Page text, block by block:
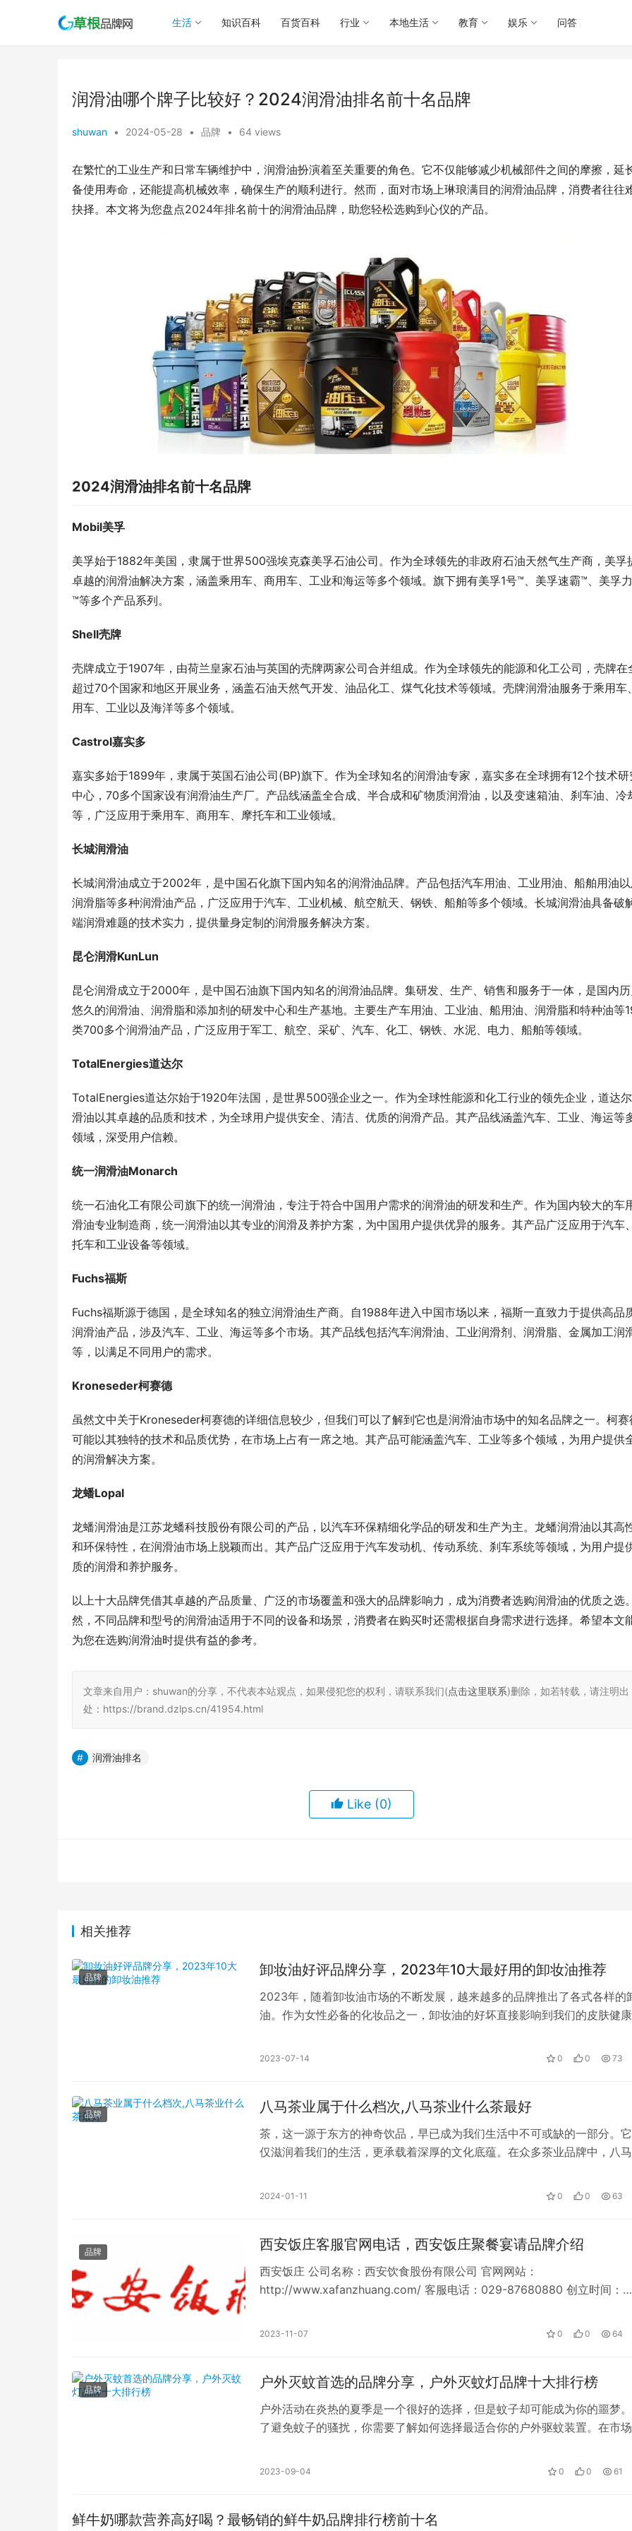
生活 知识百科 百货百科 行业 本地生活 教育 娱乐 问答
润滑油哪个牌子比较好？2024润滑油排名前十名品牌
shuwan • 2024-05-28 • 品牌 • 64 views
在繁忙的工业生产和日常车辆维护中，润滑油扮演着至关重要的角色。它不仅能够减少机械部件之间的摩擦，延
备使用寿命，还能提高机械效率，确保生产的顺利进行。然而，面对市场上琳琅满目的润滑油品牌，消费者往往
抉择。本文将为您盘点2024年排名前十的润滑油品牌，助您轻松选购到心仪的产品。
2024润滑油排名前十名品牌
Mobil美孚
美孚始于1882年美国，隶属于世界500强埃克森美孚石油公司。作为全球领先的非政府石油天然气生产商，美孚
卓越的润滑油解决方案，涵盖乘用车、商用车、工业和海运等多个领域。旗下拥有美孚1号™、美孚速霸™、美孚
™等多个产品系列。
Shell壳牌
壳牌成立于1907年，由荷兰皇家石油与英国的壳牌两家公司合并组成。作为全球领先的能源和化工公司，壳牌在
超过70个国家和地区开展业务，涵盖石油天然气开发、油品化工、煤气化技术等领域。壳牌润滑油服务于乘用车
用车、工业以及海洋等多个领域。
Castrol嘉实多
嘉实多始于1899年，隶属于英国石油公司(BP)旗下。作为全球知名的润滑油专家，嘉实多在全球拥有12个技术研
中心，70多个国家设有润滑油生产厂。产品线涵盖全合成、半合成和矿物质润滑油，以及变速箱油、刹车油、冷
等，广泛应用于乘用车、商用车、摩托车和工业领域。
长城润滑油
长城润滑油成立于2002年，是中国石化旗下国内知名的润滑油品牌。产品包括汽车用油、工业用油、船舶用油以
润滑脂等多种润滑油产品，广泛应用于汽车、工业机械、航空航天、钢铁、船舶等多个领域。长城润滑油具备破
端润滑难题的技术实力，提供量身定制的润滑服务解决方案。
昆仑润滑KunLun
昆仑润滑成立于2000年，是中国石油旗下国内知名的润滑油品牌。集研发、生产、销售和服务于一体，是国内历
悠久的润滑油、润滑脂和添加剂的研发中心和生产基地。主要生产车用油、工业油、船用油、润滑脂和特种油等
类700多个润滑油产品，广泛应用于军工、航空、采矿、汽车、化工、钢铁、水泥、电力、船舶等领域。
TotalEnergies道达尔
TotalEnergies道达尔始于1920年法国，是世界500强企业之一。作为全球性能源和化工行业的领先企业，道达
滑油以其卓越的品质和技术，为全球用户提供安全、清洁、优质的润滑产品。其产品线涵盖汽车、工业、海运等
领域，深受用户信赖。
统一润滑油Monarch
统一石油化工有限公司旗下的统一润滑油，专注于符合中国用户需求的润滑油的研发和生产。作为国内较大的车
滑油专业制造商，统一润滑油以其专业的润滑及养护方案，为中国用户提供优异的服务。其产品广泛应用于汽车
托车和工业设备等领域。
Fuchs福斯
Fuchs福斯源于德国，是全球知名的独立润滑油生产商。自1988年进入中国市场以来，福斯一直致力于提供高品
润滑油产品，涉及汽车、工业、海运等多个市场。其产品线包括汽车润滑油、工业润滑剂、润滑脂、金属加工润
等，以满足不同用户的需求。
Kroneseder柯赛德
虽然文中关于Kroneseder柯赛德的详细信息较少，但我们可以了解到它也是润滑油市场中的知名品牌之一。柯赛
可能以其独特的技术和品质优势，在市场上占有一席之地。其产品可能涵盖汽车、工业等多个领域，为用户提供
的润滑解决方案。
龙蟠Lopal
龙蟠润滑油是江苏龙蟠科技股份有限公司的产品，以汽车环保精细化学品的研发和生产为主。龙蟠润滑油以其高
和环保特性，在润滑油市场上脱颖而出。其产品广泛应用于汽车发动机、传动系统、刹车系统等领域，为用户提
质的润滑和养护服务。
以上十大品牌凭借其卓越的产品质量、广泛的市场覆盖和强大的品牌影响力，成为消费者选购润滑油的优质之选
然，不同品牌和型号的润滑油适用于不同的设备和场景，消费者在购买时还需根据自身需求进行选择。希望本文
为您在选购润滑油时提供有益的参考。
文章来自用户：shuwan的分享，不代表本站观点，如果侵犯您的权利，请联系我们(点击这里联系)删除，如若转载，请注明出
处：https://brand.dzlps.cn/41954.html
润滑油排名
Like (0)
相关推荐
品牌 卸妆油好评品牌分享，2023年10大最好用的卸妆油推荐
2023年，随着卸妆油市场的不断发展，越来越多的品牌推出了各式各样的
油。作为女性必备的化妆品之一，卸妆油的好坏直接影响到我们的皮肤健康
2023-07-14 0 0 73
品牌 八马茶业属于什么档次,八马茶业什么茶最好
茶，这一源于东方的神奇饮品，早已成为我们生活中不可或缺的一部分。
仅滋润着我们的生活，更承载着深厚的文化底蕴。在众多茶业品牌中，八马
2024-01-11 0 0 63
品牌 西安饭庄客服官网电话，西安饭庄聚餐宴请品牌介绍
西安饭庄 公司名称：西安饮食股份有限公司 官网网站：
http://www.xafanzhuang.com/ 客服电话：029-87680880 创立时间：
2023-11-07 0 0 64
品牌 户外灭蚊首选的品牌分享，户外灭蚊灯品牌十大排行榜
户外活动在炎热的夏季是一个很好的选择，但是蚊子却可能成为你的噩梦
了避免蚊子的骚扰，你需要了解如何选择最适合你的户外驱蚊装置。在市场
2023-09-04 0 0 61
鲜牛奶哪款营养高好喝？最畅销的鲜牛奶品牌排行榜前十名